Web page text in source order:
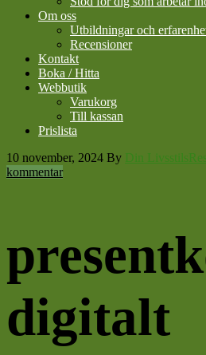
Om oss
Utbildningar och
Recensioner
Kontakt
Boka / Hitta
Webbutik
Varukorg
Till kassan
Prislista
10 november, 2024 By Din
kommentar
digitalt